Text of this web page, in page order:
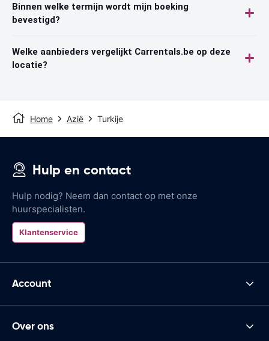
Binnen welke termijn wordt mijn boeking
bevestigd?
Welke aanbieders vergelijkt Carrentals.be op deze
locatie?
Home Azië Turkije
Hulp en contact
Hulp nodig? Neem dan contact op met onze
huurspecialisten.
Klantenservice
Account
Over ons